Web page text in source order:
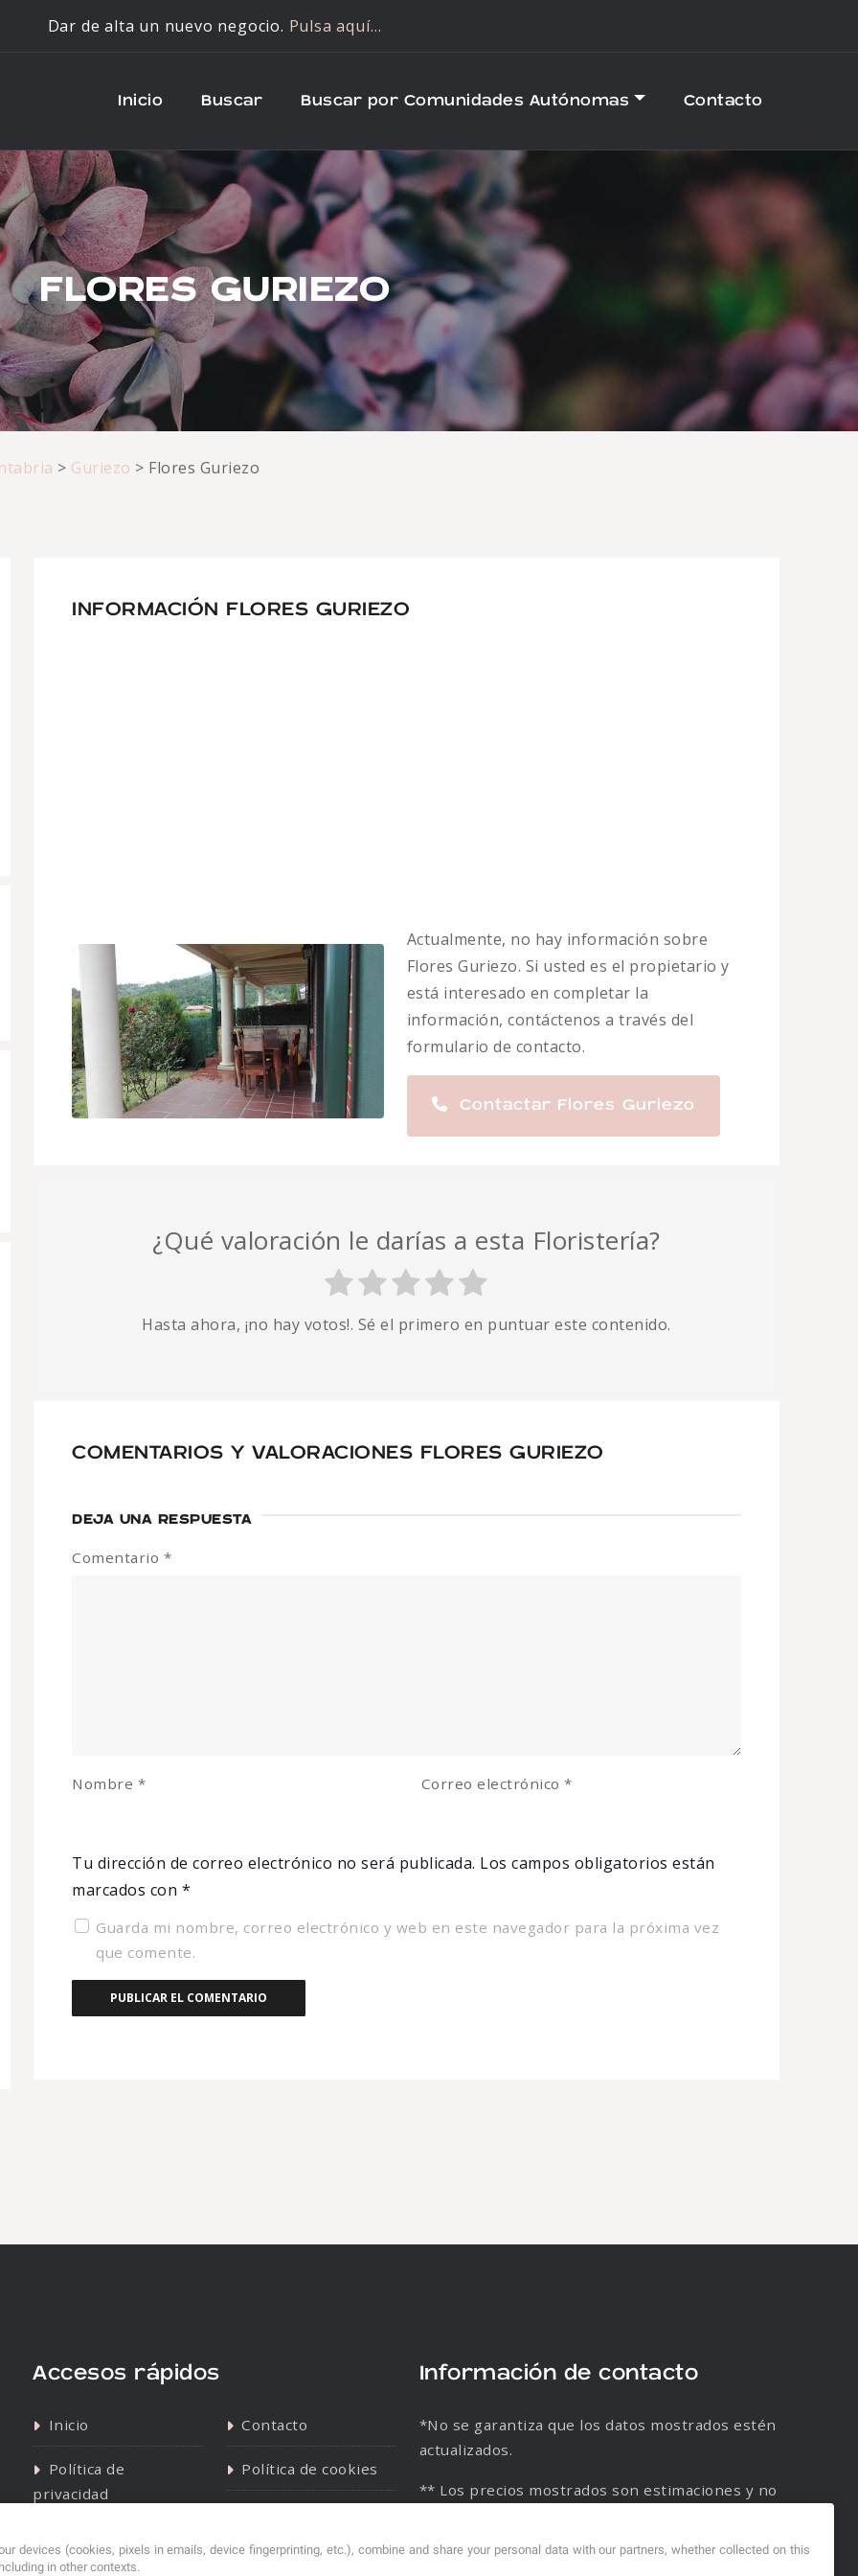
Dar de alta un nuevo negocio. Pulsa aquí…
Inicio Buscar Buscar por Comunidades Autónomas Contacto
FLORES GURIEZO
> Guriezo > Flores Guriezo
INFORMACIÓN FLORES GURIEZO
Actualmente, no hay información sobre
Flores Guriezo. Si usted es el propietario y
está interesado en completar la
información, contáctenos a través del
formulario de contacto.
Contactar Flores Guriezo
¿Qué valoración le darías a esta Floristería?
Hasta ahora, ¡no hay votos!. Sé el primero en puntuar este contenido.
COMENTARIOS Y VALORACIONES FLORES GURIEZO
DEJA UNA RESPUESTA
Tu dirección de correo electrónico no será publicada. Los campos obligatorios están
marcados con *
Comentario *
Nombre * Correo electrónico*
Guarda mi nombre, correo electrónico y web en este navegador para la próxima vez
que comente.
Accesos rápidos
Inicio Contacto
Política de
privacidad
Política de cookies
Información de contacto
*No se garantiza que los datos mostrados estén
actualizados.
** Los precios mostrados son estimaciones y no
devices (cookies, pixels in emails, device fingerprinting, etc.), combine and share your personal data with our partners, whether collected on this
in other contexts.